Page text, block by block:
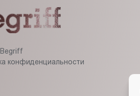
конфиденциальности